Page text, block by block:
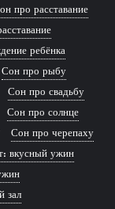
про расставание
ребёнка
Сон про рыбу
Сон про свадьбу
Сон про солнце
Сон про черепаху
вкусный ужин
зал